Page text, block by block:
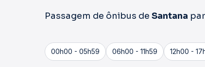
Passagem de ônibus de Santana
00h00 - 05h59 06h00 - 11h59 12h00 -